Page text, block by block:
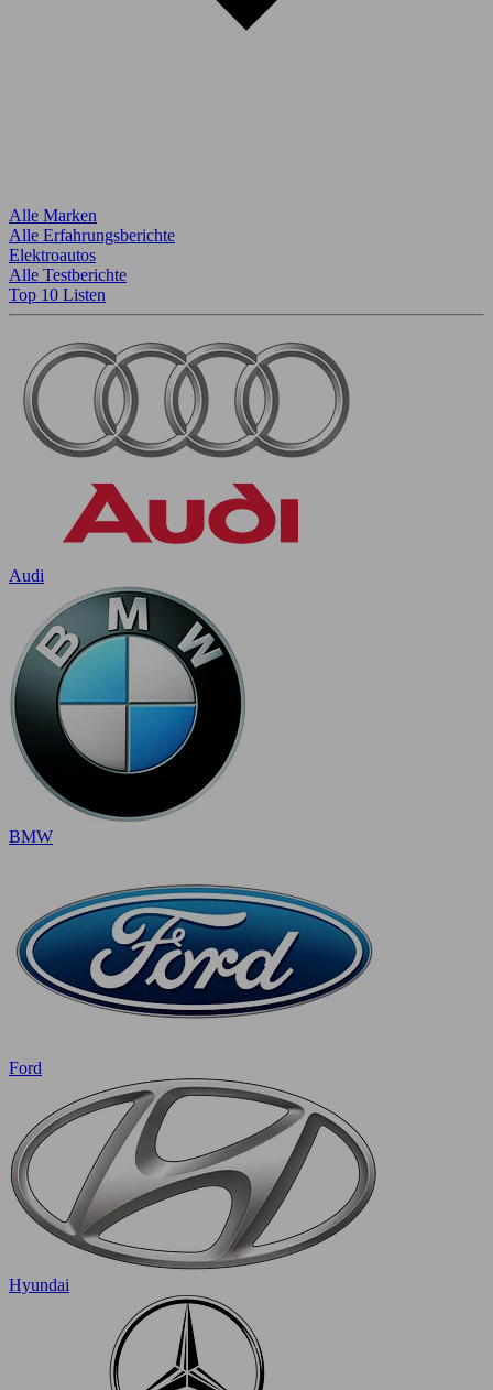
Alle Marken
Alle Erfahrungsberichte
Elektroautos
Alle Testberichte
Top 10 Listen
Audi
BMW
Ford
Hyundai